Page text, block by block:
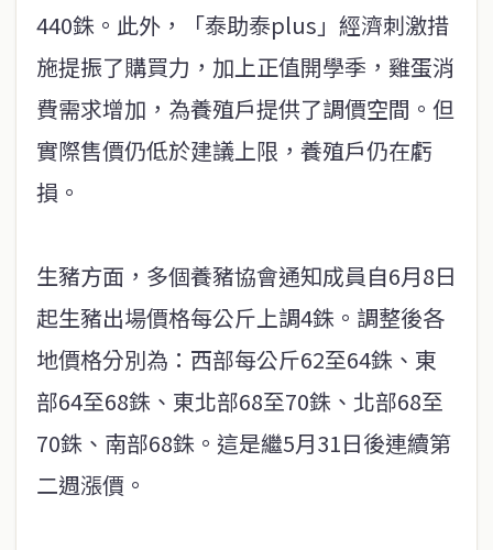
440銖。此外，「泰助泰plus」經濟刺激措
施提振了購買力，加上正值開學季，雞蛋消
費需求增加，為養殖戶提供了調價空間。但
實際售價仍低於建議上限，養殖戶仍在虧
損。
生豬方面，多個養豬協會通知成員自6月8日
起生豬出場價格每公斤上調4銖。調整後各
地價格分別為：西部每公斤62至64銖、東
部64至68銖、東北部68至70銖、北部68至
70銖、南部68銖。這是繼5月31日後連續第
二週漲價。